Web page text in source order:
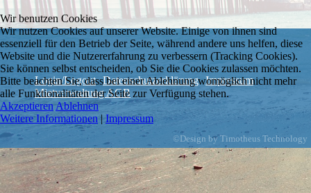
Schufa Auskunft
Login/Logout Datenschutzerklärung Impressum
Mietverwaltung AGB
©Design by Timotheus Technology
Wir benutzen Cookies
Wir nutzen Cookies auf unserer Website. Einige von ihnen sind
essenziell für den Betrieb der Seite, während andere uns helfen, diese
Website und die Nutzererfahrung zu verbessern (Tracking Cookies).
Sie können selbst entscheiden, ob Sie die Cookies zulassen möchten.
Bitte beachten Sie, dass bei einer Ablehnung womöglich nicht mehr
alle Funktionalitäten der Seite zur Verfügung stehen.
Akzeptieren Ablehnen
Weitere Informationen| Impressum